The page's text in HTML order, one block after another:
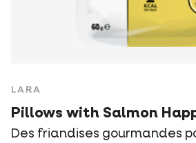
LARA
Pillows with Salmon
Des friandises gourmandes